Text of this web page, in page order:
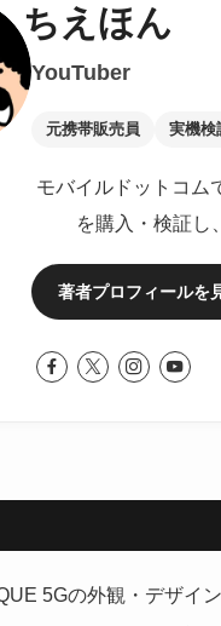
ちえほん
YouTuber
元携帯販売員 実機検
モバイルドットコム
を購入・検証し
著者プロフィールを
5Gの外観・デザイ